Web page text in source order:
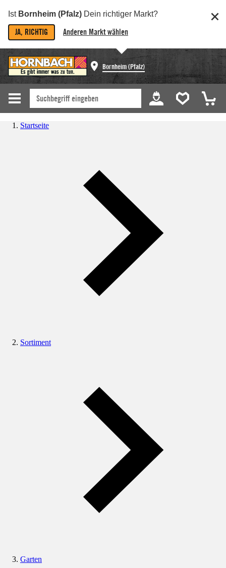
Ist Bornheim (Pfalz) Dein richtiger Markt?
JA, RICHTIG Anderen Markt wählen
Bornheim (Pfalz)
Startseite
Sortiment
Garten